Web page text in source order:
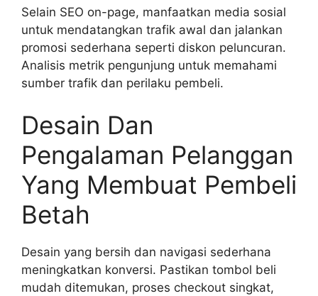
Selain SEO on-page, manfaatkan media sosial
untuk mendatangkan trafik awal dan jalankan
promosi sederhana seperti diskon peluncuran.
Analisis metrik pengunjung untuk memahami
sumber trafik dan perilaku pembeli.
Desain Dan
Pengalaman Pelanggan
Yang Membuat Pembeli
Betah
Desain yang bersih dan navigasi sederhana
meningkatkan konversi. Pastikan tombol beli
mudah ditemukan, proses checkout singkat,